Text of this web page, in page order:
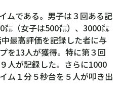
ムである。男子は３回ある記
（女子は500㍍）、3000㍍
最高評価を記録した者に与
を13人が獲得。特に第３回
人が記録した。さらに1000
ム１分５秒台を５人が叩き出